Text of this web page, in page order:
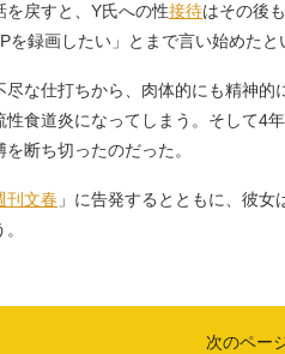
戻すと、Y氏への性接待はその後
を録画したい」とまで言い始めたと
な仕打ちから、肉体的にも精神的
性食道炎になってしまう。そして4
を断ち切ったのだった。
刊文春 」に告発するとともに、彼
次のペー